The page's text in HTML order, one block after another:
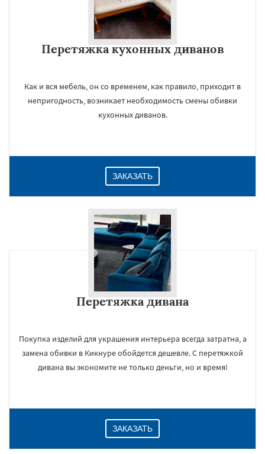
Перетяжка кухонных диванов
Как и вся мебель, он со временем, как правило, приходит в
непригодность, возникает необходимость смены обивки
кухонных диванов.
ЗАКАЗАТЬ
Перетяжка дивана
Покупка изделий для украшения интерьера всегда затратна, а
замена обивки в Кикнуре обойдется дешевле. С перетяжкой
дивана вы экономите не только деньги, но и время!
ЗАКАЗАТЬ